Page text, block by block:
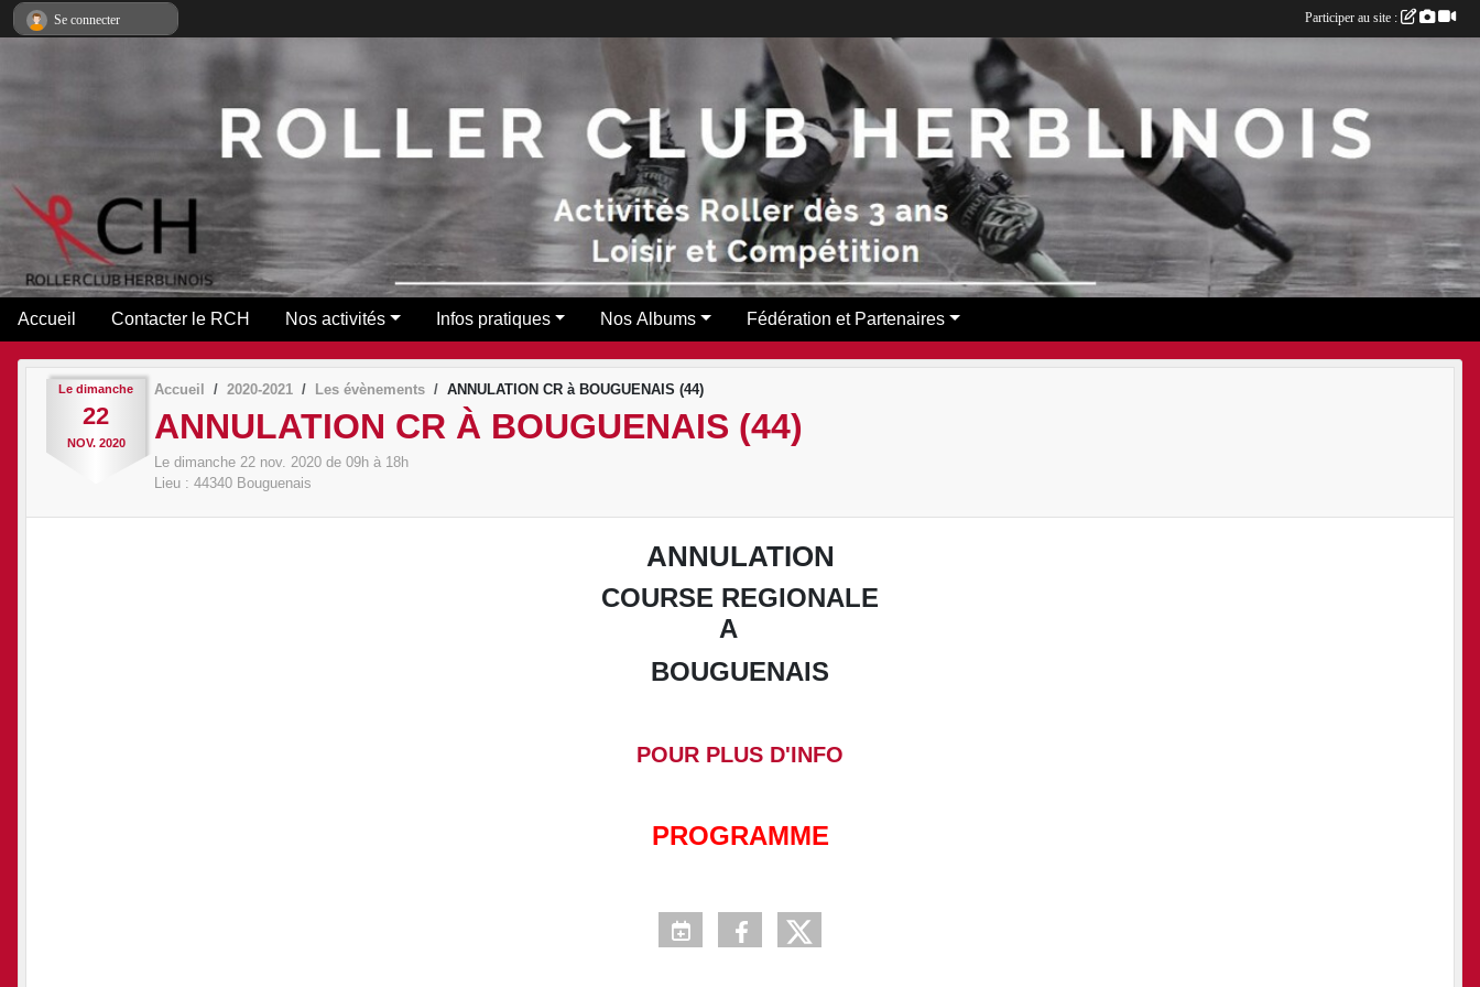
Accueil Contacter le RCH Nos activités Infos pratiques Nos Albums Fédération et Partenaires
Le dimanche
22
NOV. 2020
Accueil 2020-2021 Les évènements ANNULATION CR à BOUGUENAIS (44)
ANNULATION CR À BOUGUENAIS (44)
Le dimanche 22 nov. 2020 de 09h à 18h
Lieu : 44340 Bouguenais
ANNULATION
COURSE REGIONALE
A
BOUGUENAIS
POUR PLUS D'INFO
PROGRAMME
Se connecter Participer au site :
Panneau de gestion des cookies